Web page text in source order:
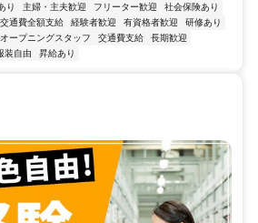
り 主婦・主夫歓迎 フリーター歓迎
社会保険あり
交通費全額支給 経験者歓迎 有資格者歓迎
研修あり
オープニングスタッフ 交通費支給
長期歓迎
装自由 昇給あり